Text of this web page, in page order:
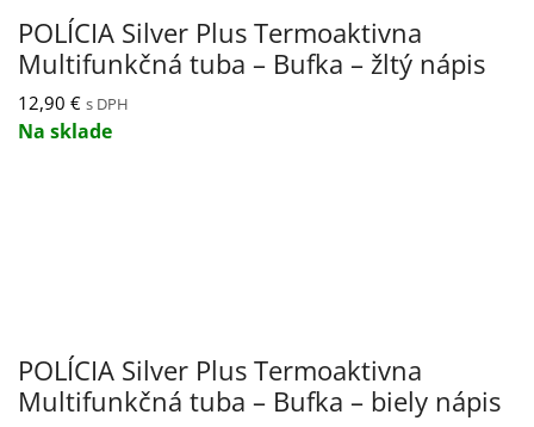
POLÍCIA Silver Plus Termoaktivna
Multifunkčná tuba – Bufka – žltý nápis
12,90 € s DPH
Na sklade
POLÍCIA Silver Plus Termoaktivna
Multifunkčná tuba – Bufka – biely nápis